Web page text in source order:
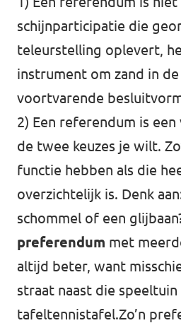
schijnparticipatie die
teleurstelling oplevert,
instrument om zand in
voortvarende
2) Een referendum is een
de twee keuzes je wilt.
functie hebben als die
overzichtelijk is. Denk
schommel of een
preferendum met
altijd beter, want
straat naast die speeltuin
tafeltennistafel.Zo’n